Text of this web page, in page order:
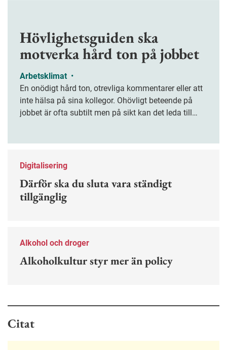
Hövlighetsguiden ska
motverka hård ton på jobbet
Arbetsklimat •
En onödigt hård ton, otrevliga kommentarer eller att
inte hälsa på sina kollegor. Ohövligt beteende på
jobbet är ofta subtilt men på sikt kan det leda till
Digitalisering
Därför ska du sluta vara ständigt
tillgänglig
Alkohol och droger
Alkoholkultur styr mer än policy
Citat